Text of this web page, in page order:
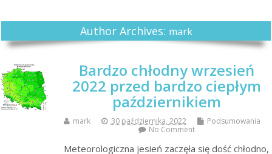
Author Archives: mark
Bardzo chłodny wrzesień
2022 przed bardzo ciepłym
październikiem
mark 30 października, 2022
Podsumowania
No Comment
Meteorologiczna jesień zaczęła się dość chłodno,